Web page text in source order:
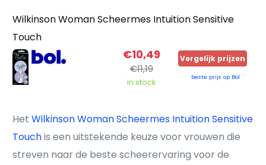
Wilkinson Woman Scheermes Intuition Sensitive
Touch
€10,49
€11,19
in stock
Vergelijk prijzen
beste prijs op Bol
HetWilkinson Woman Scheermes Intuition Sensitive
Touchis een uitstekende keuze voor vrouwen die
streven naar de beste scheerervaring voor de